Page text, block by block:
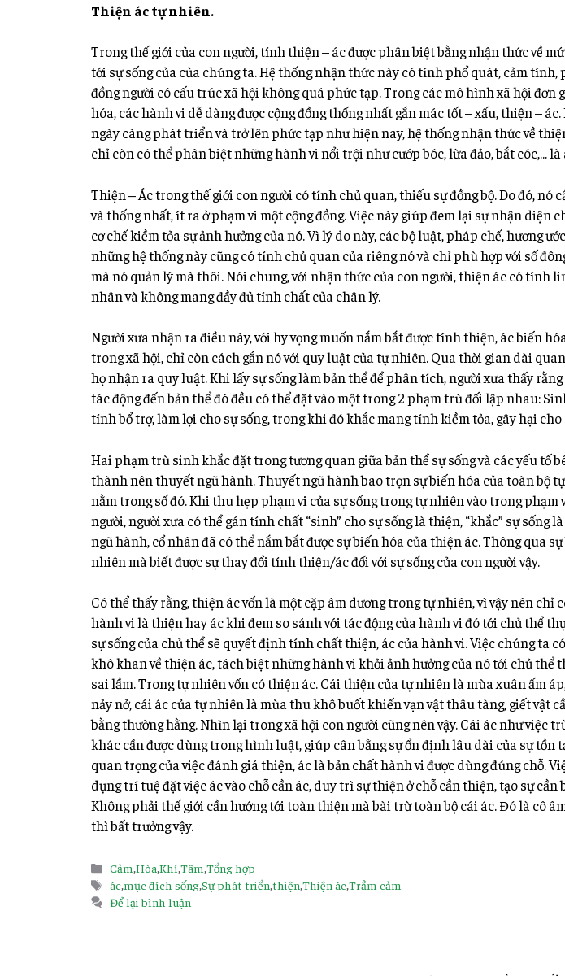
Thiện ác tự nhiên.
Trong thế giới của con người, tính thiện – ác được phân biệt bằng nhận thức về
tới sự sống của của chúng ta. Hệ thống nhận thức này có tính phổ quát, cảm tính,
đồng người có cấu trúc xã hội không quá phức tạp. Trong các mô hình xã hội đơn
hóa, các hành vi dễ dàng được cộng đồng thống nhất gắn mác tốt – xấu, thiện –
ngày càng phát triển vàtrở lên phức tạp như hiện nay, hệ thống nhận thức về
chỉ còn có thể phân biệt những hành vi nổi trội như cướp bóc, lừa đảo, bắt cóc,… là
Thiện – Ác trong thế giới con người có tính chủ quan, thiếu sự đồng bộ. Do đó, nó
và thống nhất, ít ra ở phạm vi một cộng đồng. Việc này giúp đem lại sự nhận diện
cơ chế kiềm tỏa sự ảnh hưởng của nó. Vì lý do này, các bộ luật, pháp chế, hương
những hệ thống này cũng có tính chủ quan của riêng nó và chỉ phù hợp với số
mà nó quản lý mà thôi. Nói chung, với nhận thức của con người, thiện ác có tính
nhân và không mang đầy đủ tính chất của chân lý.
Người xưa nhận ra điều này, với hy vọng muốn nắm bắt được tính thiện, ác biến
trong xã hội, chỉ còn cách gắn nó với quy luật của tự nhiên. Qua thời gian dài
họ nhận ra quy luật. Khi lấy sự sống làm bản thể để phân tích, người xưa thấy
tác động đến bản thể đó đều có thể đặt vào một trong 2 phạm trù đối lập nhau:
tính bổ trợ, làm lợi cho sự sống, trong khi đó khắc mang tính kiềm tỏa, gây hại cho
Hai phạm trù sinh khắc đặt trong tương quan giữa bản thể sự sống và các yếu tố
thành nên thuyết ngũ hành. Thuyết ngũ hành bao trọn sự biến hóa của toàn bộ
nằm trong số đó. Khi thu hẹp phạm vi của sự sống trong tự nhiên vào trong phạm
người, người xưa có thể gán tính chất “sinh” cho sự sống là thiện, “khắc” sự sống
ngũ hành, cổ nhân đã có thể nắm bắt được sự biến hóa của thiện ác. Thông qua
nhiên mà biết được sự thay đổi tính thiện/ác đối với sự sống của con người vậy.
Có thể thấy rằng, thiện ác vốn là một cặp âm dương trong tự nhiên, vì vậy nên chỉ
hành vi là thiện hay ác khi đem so sánh với tác động của hành vi đó tới chủ thể
sự sống của chủ thể sẽ quyết định tính chất thiện, ác của hành vi. Việc chúng ta
khô khan về thiện ác, tách biệt những hành vi khỏi ảnh hưởng của nó tới chủ thể
sai lầm. Trong tự nhiên vốn có thiện ác. Cái thiện của tự nhiên là mùa xuân ấm
nảy nở, cái ác của tự nhiên là mùa thu khô buốt khiến vạn vật thâu tàng, giết vật
bằng thường hằng. Nhìn lại trong xã hội con người cũng nên vậy. Cái ác như việc
khác cần được dùng trong hình luật, giúp cân bằng sự ổn định lâu dài của sự tồn
quan trọng của việc đánh giá thiện, ác là bản chất hành vi được dùng đúng chỗ.
dụng trí tuệ đặt việc ác vào chỗ cần ác, duy trì sự thiện ở chỗ cần thiện, tạo sự cần
Không phải thế giới cần hướng tới toàn thiện mà bài trừ toàn bộ cái ác. Đó là cô
thì bất trưởng vậy.
Cảm,Hòa,Khí,Tâm,Tổng hợp
ác,mục đích sống,Sự phát triển,thiện,Thiện ác,Trầm cảm
Để lại bình luận